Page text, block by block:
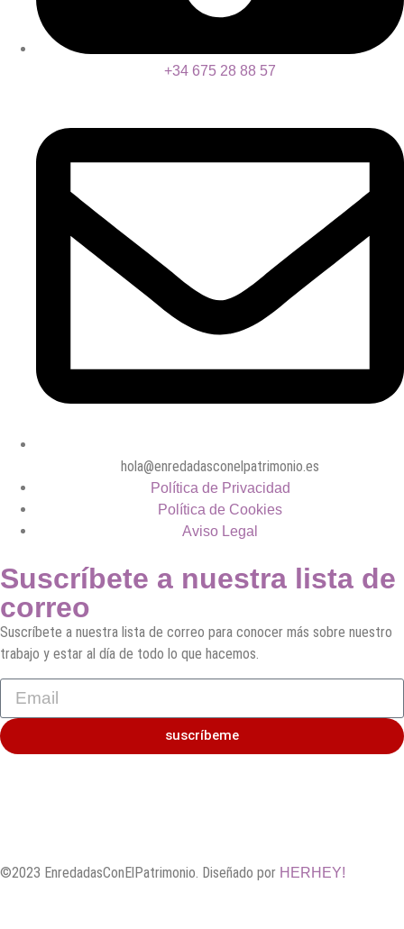
+34 675 28 88 57
hola@enredadasconelpatrimonio.es
Política de Privacidad
Política de Cookies
Aviso Legal
Suscríbete a nuestra lista de
correo
Suscríbete a nuestra lista de correo para conocer más sobre nuestro
trabajo y estar al día de todo lo que hacemos.
suscríbeme
©2023 EnredadasConElPatrimonio. Diseñado por HERHEY!